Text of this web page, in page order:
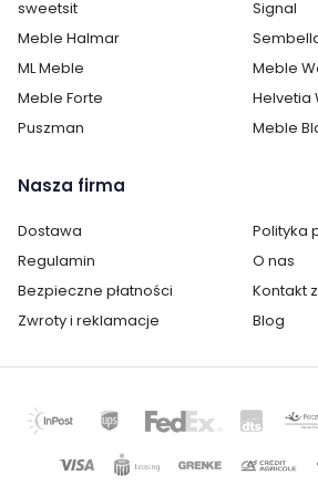
estetyczny wygląd przez lata.
wyróżniają się także
meble
Indianapolis wyróżniają następujące
Kolorystyka: jesion jasny, craft biały
Solidne
i
Indianapolis
System meblowy Indianapolis
design z użytecznością. Szafy i
ułatwiają codzienne
sweetsit
Signal
Meble Halmar
ML Meble
Meble
Meble Forte
Helvetia
Puszman
Meble
Nasza firma
Dostawa
Polityka
Regulamin
O nas
Bezpieczne płatności
Kontakt
Zwroty i reklamacje
Blog